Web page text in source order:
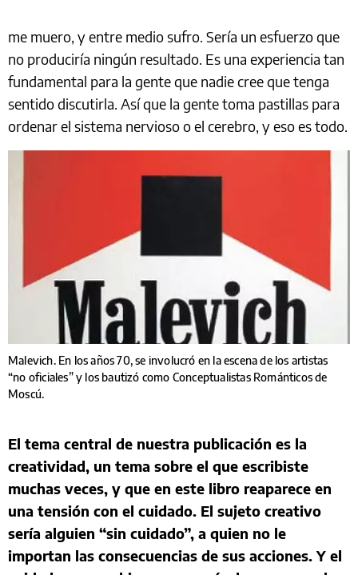
me muero, y entre medio sufro. Sería un esfuerzo que
no produciría ningún resultado. Es una experiencia tan
fundamental para la gente que nadie cree que tenga
sentido discutirla. Así que la gente toma pastillas para
ordenar el sistema nervioso o el cerebro, y eso es todo.
Malevich. En los años 70, se involucró en la escena de los artistas
“no oficiales” y los bautizó como Conceptualistas Románticos de
Moscú.
El tema central de nuestra publicación es la
creatividad, un tema sobre el que escribiste
muchas veces, y que en este libro reaparece en
una tensión con el cuidado. El sujeto creativo
sería alguien “sin cuidado”, a quien no le
importan las consecuencias de sus acciones. Y el